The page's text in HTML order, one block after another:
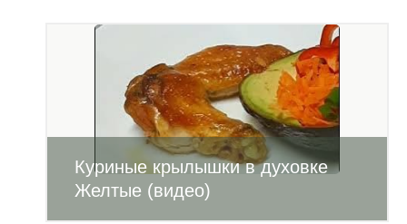
Куриные крылышки в духовке
Желтые (видео)